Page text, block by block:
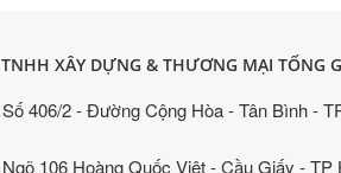
XÂY DỰNG & THƯƠNG MẠI TỐNG
406/2 - Đường Cộng Hòa - Tân Bình -
106 Hoàng Quốc Việt - Cầu Giấy - TP